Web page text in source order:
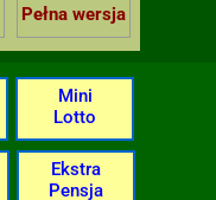
Pełna wersja
Mini
Lotto
Ekstra
Pensja